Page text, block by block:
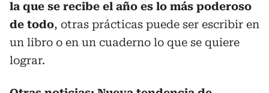
la que se recibe el año es lo más poderoso
de todo, otras prácticas puede ser escribir en
un libro o en un cuaderno lo que se quiere
lograr.